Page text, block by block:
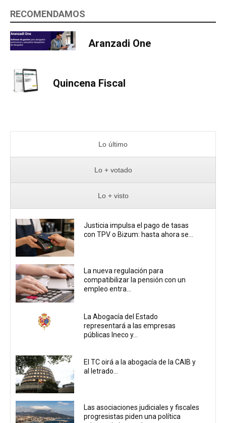
RECOMENDAMOS
Aranzadi One
Quincena Fiscal
Lo último
Lo + votado
Lo + visto
Justicia impulsa el pago de tasas
con TPV o Bizum: hasta ahora se...
La nueva regulación para
compatibilizar la pensión con un
empleo entra...
La Abogacía del Estado
representará a las empresas
públicas Ineco y...
El TC oirá a la abogacía de la CAIB y
al letrado...
Las asociaciones judiciales y fiscales
progresistas piden una política